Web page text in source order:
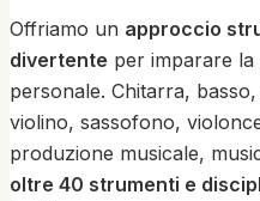
Offriamo un approccio
divertente per imparare
personale. Chitarra,
violino, sassofono,
produzione musicale,
oltre 40 strumenti e